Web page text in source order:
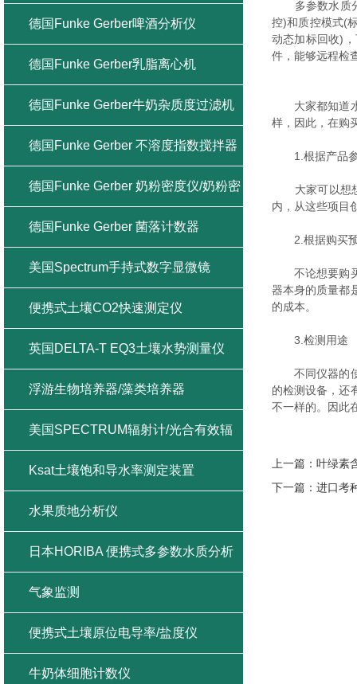
多参数水质
控)和质控模式(
动态加标回收)
件，能够远程检
大家都知道水
样，因此，在购
1.根据产品
大家可以想想
内，从这些项目
2.根据购买
不论想要购买
器本身的质量都
的成本。
3.检测用途
不同仪器的使
的检测设备，还
不一样的。因此
上一篇： 叶绿素
下一篇： 进口考
德国Funke Gerber啤酒分析仪
德国Funke Gerber乳脂离心机
德国Funke Gerber牛奶杂质度过滤机
德国Funke Gerber 不溶度指数搅拌器
德国Funke Gerber 奶粉密度仪/奶粉密
度计
德国Funke Gerber 菌落计数器
美国Spectrum手持式数字显微镜
便携式土壤CO2快速测定仪
英国DELTA-T EQ3土壤水势测量仪
浮游生物培养器/藻类培养器
美国SPECTRUM辐射计/光合有效辐
射/紫外辐射/总辐射
Ksat土壤饱和导水率测定装置
水果质地分析仪
日本HORIBA 便携式多参数水质分析
仪
气象监测
便携式土壤原位电导率/盐度仪
牛奶体细胞计数仪